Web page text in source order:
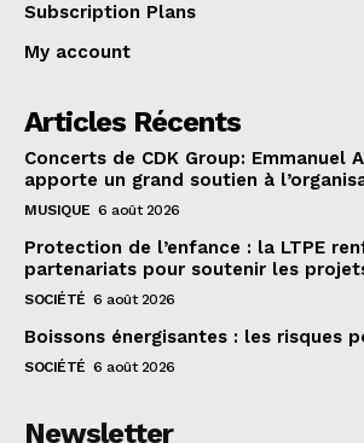
Subscription Plans
My account
Articles Récents
Concerts de CDK Group: Emmanuel
apporte un grand soutien à
MUSIQUE 6 août 2026
Protection de l’enfance : la LTPE
partenariats pour soutenir les
SOCIÉTÉ 6 août 2026
Boissons énergisantes : les risques
SOCIÉTÉ 6 août 2026
Newsletter